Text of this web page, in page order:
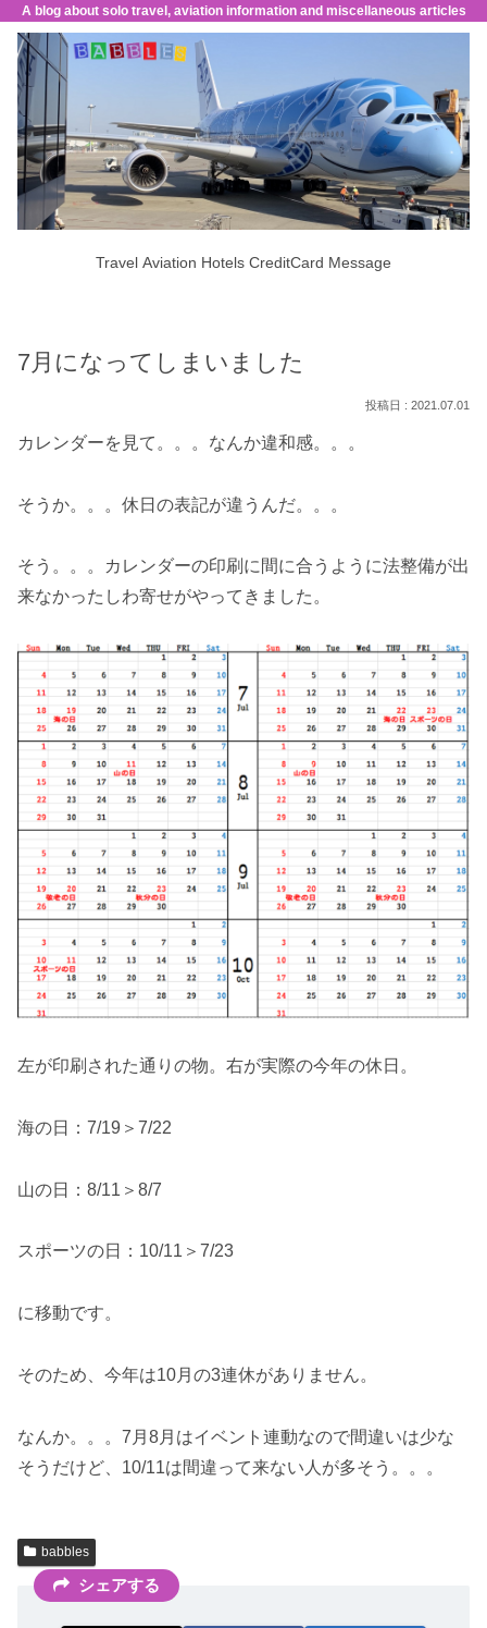
A blog about solo travel, aviation information and miscellaneous articles
Travel Aviation Hotels CreditCard Message
7月になってしまいました
2021.07.01
カレンダーを見て。。。なんか違和感。。。
そうか。。。休日の表記が違うんだ。。。
そう。。。カレンダーの印刷に間に合うように法整備が出
来なかったしわ寄せがやってきました。
左が印刷された通りの物。右が実際の今年の休日。
海の日：7/19＞7/22
山の日：8/11＞8/7
スポーツの日：10/11＞7/23
に移動です。
そのため、今年は10月の3連休がありません。
なんか。。。7月8月はイベント連動なので間違いは少な
そうだけど、10/11は間違って来ない人が多そう。。。
babbles
シェアする